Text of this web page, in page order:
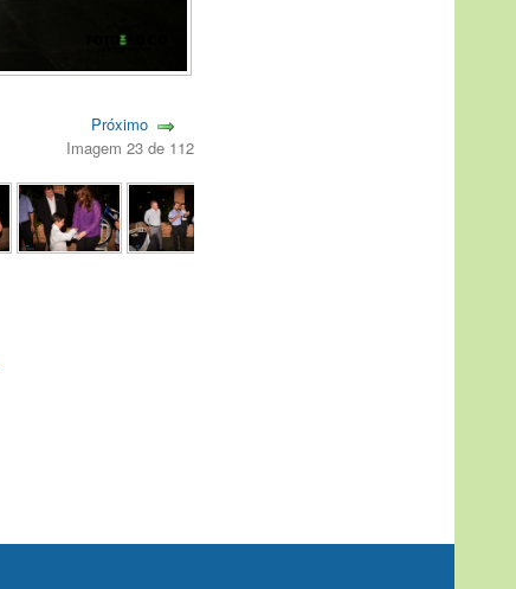
Próximo
Imagem 23 de 112